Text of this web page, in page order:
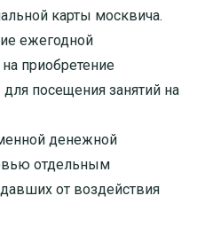
карты москвича.
ежегодной
приобретение
посещения занятий на
денежной
отдельным
от воздействия